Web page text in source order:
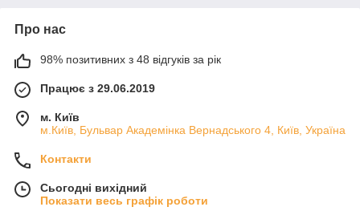
Про нас
98% позитивних з 48 відгуків за рік
Працює з 29.06.2019
м. Київ
м.Київ, Бульвар Академінка Вернадського 4, Київ, Україна
Контакти
Сьогодні вихідний
Показати весь графік роботи